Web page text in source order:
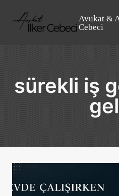
content
Avukat &
Cebeci
sürekli iş